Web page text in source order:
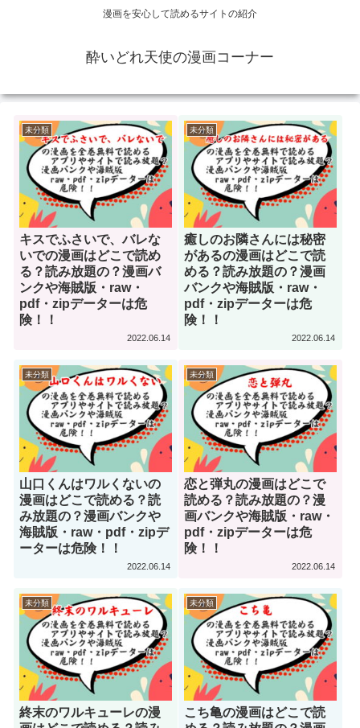
漫画を安心して読めるサイトの紹介
酔いどれ天使の漫画コーナー
未分類
キスでふさいで、バレな
いでの漫画はどこで読め
る？読み放題の？漫画バ
ンクや海賊版・raw・
pdf・zipデーターは危
険！！
2022.06.14
未分類
癒しのお隣さんには秘密
があるの漫画はどこで読
める？読み放題の？漫画
バンクや海賊版・raw・
pdf・zipデーターは危
険！！
2022.06.14
未分類
山口くんはワルくないの
漫画はどこで読める？読
み放題の？漫画バンクや
海賊版・raw・pdf・zipデ
ーターは危険！！
2022.06.14
未分類
恋と弾丸の漫画はどこで
読める？読み放題の？漫
画バンクや海賊版・raw・
pdf・zipデーターは危
険！！
2022.06.14
未分類
終末のワルキューレの漫
未分類
こち亀の漫画はどこで読